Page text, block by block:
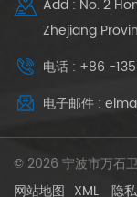
Add : No. 2
Zhejiang
电话 : +86 -
电子邮件 :
© 2026 宁波市万石
网站地图 XML 隐